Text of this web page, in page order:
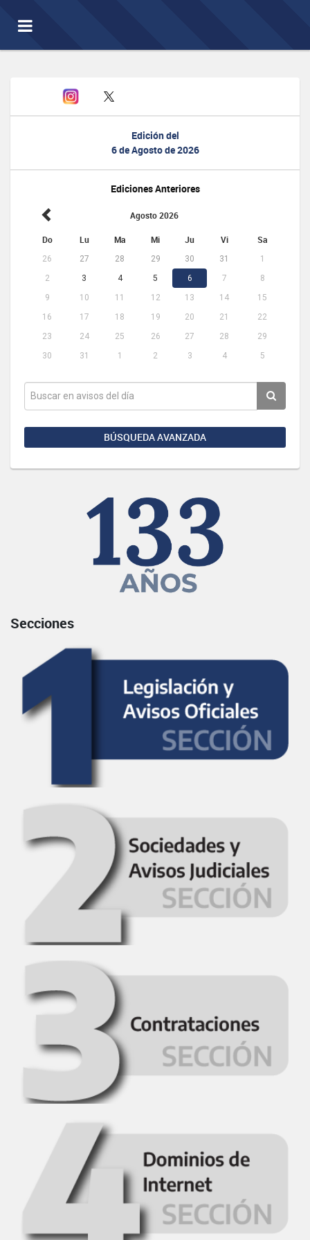
Toggle
navigation
Edición del
6 de Agosto de 2026
Ediciones Anteriores
Agosto 2026
Do Lu Ma Mi Ju Vi Sa
26 27 28 29 30 31
1
2
3 4 5 6 7
8
9
10 11 12 13 14
15
16
17 18 19 20 21
22
23
24 25 26 27 28
29
30
31 1 2 3 4 5
BÚSQUEDA AVANZADA
Secciones